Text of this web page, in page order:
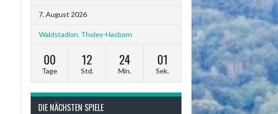
7. August 2026
Waldstadion. Tholey-Hasborn
00
Tage
12
Std.
24
Min.
00
Sek.
DIE NÄCHSTEN SPIELE